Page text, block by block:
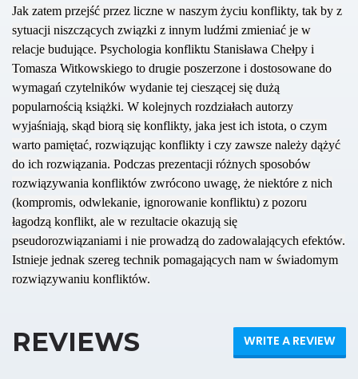
Jak zatem przejść przez liczne w naszym życiu konflikty, tak by z
sytuacji niszczących związki z innym ludźmi zmieniać je w
relacje budujące. Psychologia konfliktu Stanisława Chełpy i
Tomasza Witkowskiego to drugie poszerzone i dostosowane do
wymagań czytelników wydanie tej cieszącej się dużą
popularnością książki. W kolejnych rozdziałach autorzy
wyjaśniają, skąd biorą się konflikty, jaka jest ich istota, o czym
warto pamiętać, rozwiązując konflikty i czy zawsze należy dążyć
do ich rozwiązania. Podczas prezentacji różnych sposobów
rozwiązywania konfliktów zwrócono uwagę, że niektóre z nich
(kompromis, odwlekanie, ignorowanie konfliktu) z pozoru
łagodzą konflikt, ale w rezultacie okazują się
pseudorozwiązaniami i nie prowadzą do zadowalających efektów.
Istnieje jednak szereg technik pomagających nam w świadomym
rozwiązywaniu konfliktów.
REVIEWS WRITE A REVIEW